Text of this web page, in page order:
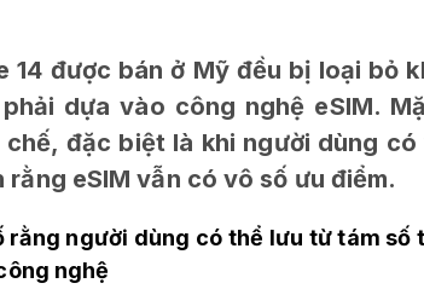
14 được bán ở Mỹ đều bị loại bỏ
dựa vào công nghệ eSIM.
chế, đặc biệt là khi người dùng
eSIM vẫn có vô số ưu điểm.
rằng người dùng có thể lưu từ tám số
nghệ